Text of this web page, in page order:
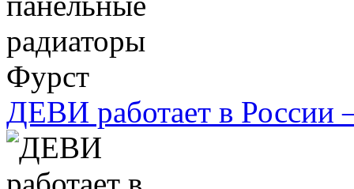
ДЕВИ работает в России